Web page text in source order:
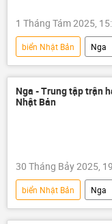
1 Tháng Tám 2025,
biển Nhật Bản Nga
Thế giới
Hạm đội Thái Bình
Vladivostok
Nga - Trung tập trận
Nhật Bản
30 Tháng Bảy 2025,
biển Nhật Bản Nga
Thế giới
Quân